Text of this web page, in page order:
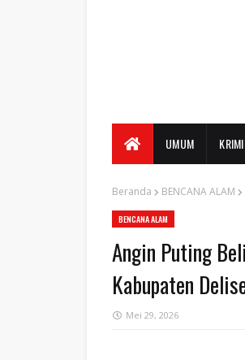
UMUM
Beranda BENCANA ALAM
BENCANA ALAM
Angin Puting
Kabupaten
Mei 29, 2026